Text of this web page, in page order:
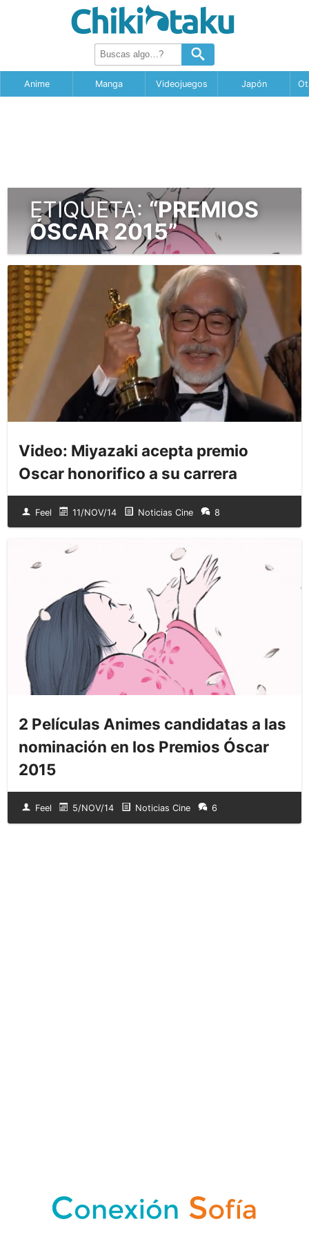
Anime Manga Videojuegos Japón
ETIQUETA:“PREMIOS
ÓSCAR 2015”
Video: Miyazaki acepta premio
Oscar honorifico a su carrera
Feel 11/NOV/14 Noticias Cine 8
2 Películas Animes candidatas a las
nominación en los Premios Óscar
2015
Feel 5/NOV/14 Noticias Cine 6